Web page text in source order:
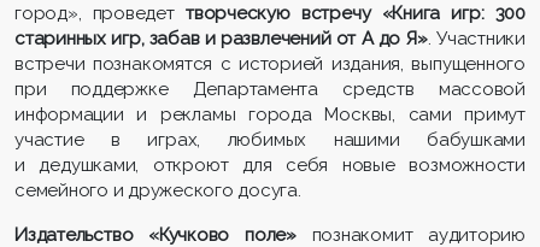
город», проведет творческую встречу «Книга игр: 300
старинных игр, забав и развлечений отАдо Я». Участники
встречи познакомятся с историей издания, выпущенного
при поддержке Департамента средств массовой
информации и рекламы города Москвы, сами примут
участие в играх, любимых нашими бабушками
и дедушками, откроют для себя новые возможности
семейного и дружеского досуга.
Издательство «Кучково поле»познакомит аудиторию